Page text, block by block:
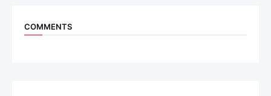
COMMENTS